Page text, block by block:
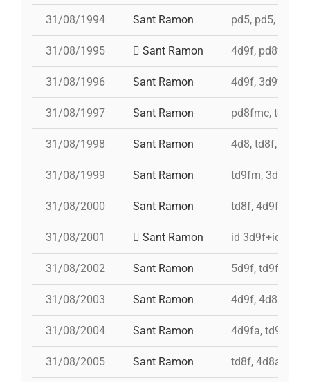
31/08/1994 Sant Ramon pd5, pd5, pd5,
31/08/1995 Sant Ramon 4d9f, pd8fmc,
31/08/1996 Sant Ramon 4d9f, 3d9f,
31/08/1997 Sant Ramon pd8fmc, td8f,
31/08/1998 Sant Ramon 4d8, td8f,
31/08/1999 Sant Ramon td9fm, 3d9f,
31/08/2000 Sant Ramon td8f, 4d9f, 3d8,
31/08/2001 Sant Ramon id 3d9f+id
31/08/2002 Sant Ramon 5d9f, td9fm,
31/08/2003 Sant Ramon 4d9f, 4d8a,
31/08/2004 Sant Ramon 4d9fa, td9fm,
31/08/2005 Sant Ramon td8f, 4d8a, 3d8,